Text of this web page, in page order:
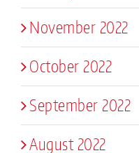
November 2022
October 2022
September 2022
August 2022